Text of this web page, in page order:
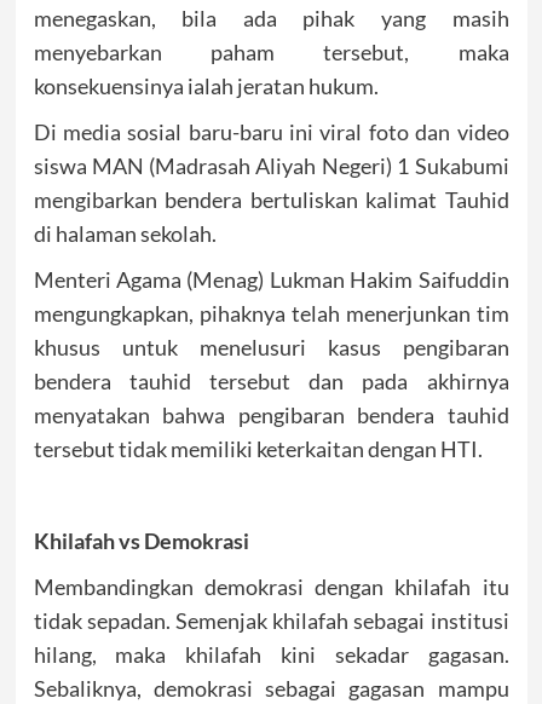
menegaskan, bila ada pihak yang masih
menyebarkan paham tersebut, maka
konsekuensinya ialah jeratan hukum.
Di media sosial baru-baru ini viral foto dan video
siswa MAN (Madrasah Aliyah Negeri) 1 Sukabumi
mengibarkan bendera bertuliskan kalimat Tauhid
di halaman sekolah.
Menteri Agama (Menag) Lukman Hakim Saifuddin
mengungkapkan, pihaknya telah menerjunkan tim
khusus untuk menelusuri kasus pengibaran
bendera tauhid tersebut dan pada akhirnya
menyatakan bahwa pengibaran bendera tauhid
tersebut tidak memiliki keterkaitan dengan HTI.
Khilafah vs Demokrasi
Membandingkan demokrasi dengan khilafah itu
tidak sepadan. Semenjak khilafah sebagai institusi
hilang, maka khilafah kini sekadar gagasan.
Sebaliknya, demokrasi sebagai gagasan mampu